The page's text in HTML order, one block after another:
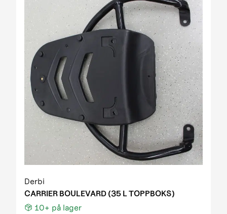
Derbi
CARRIER BOULEVARD (35 L TOPPBOKS)
10+ på lager